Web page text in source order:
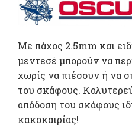
Με πάχος 2.5mm και
μεντεσέ μπορούν να
χωρίς να πιέσουν ή να
του σκάφους.
απόδοση του σκάφους
κακοκαιρίας!